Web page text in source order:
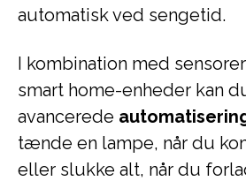
automatisk ved sengetid.
I kombination med
smart home-enheder kan
avancerede
tænde en lampe, når du
eller slukke alt, når du